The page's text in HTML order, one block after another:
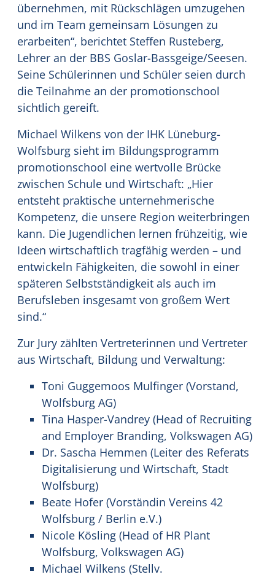
übernehmen, mit Rückschlägen umzugehen
und im Team gemeinsam Lösungen zu
erarbeiten“, berichtet Steffen Rusteberg,
Lehrer an der BBS Goslar-Bassgeige/Seesen.
Seine Schülerinnen und Schüler seien durch
die Teilnahme an der promotionschool
sichtlich gereift.
Michael Wilkens von der IHK Lüneburg-
Wolfsburg sieht im Bildungsprogramm
promotionschool eine wertvolle Brücke
zwischen Schule und Wirtschaft: „Hier
entsteht praktische unternehmerische
Kompetenz, die unsere Region weiterbringen
kann. Die Jugendlichen lernen frühzeitig, wie
Ideen wirtschaftlich tragfähig werden – und
entwickeln Fähigkeiten, die sowohl in einer
späteren Selbstständigkeit als auch im
Berufsleben insgesamt von großem Wert
sind.“
Zur Jury zählten Vertreterinnen und Vertreter
aus Wirtschaft, Bildung und Verwaltung:
Toni Guggemoos Mulfinger (Vorstand,
Wolfsburg AG)
Tina Hasper-Vandrey (Head of Recruiting
and Employer Branding, Volkswagen AG)
Dr. Sascha Hemmen (Leiter des Referats
Digitalisierung und Wirtschaft, Stadt
Wolfsburg)
Beate Hofer (Vorständin Vereins 42
Wolfsburg / Berlin e.V.)
Nicole Kösling (Head of HR Plant
Wolfsburg, Volkswagen AG)
Michael Wilkens (Stellv.